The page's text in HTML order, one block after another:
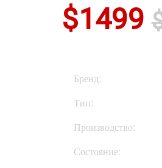
$1499
Бренд:
Тип:
Производство:
Состояние: